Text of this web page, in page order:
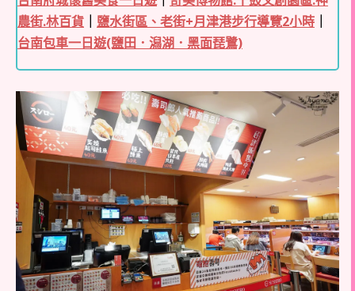
農街.林百貨
鹽水街區、老街+月津港步行導覽2小時
台南包車一日遊(鹽田．潟湖．黑面琵鷺)